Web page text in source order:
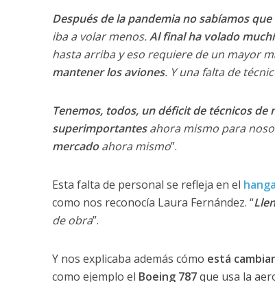
Después de la pandemia no sabíamos
iba a volar menos.Al final ha volado
hasta arriba y eso requiere de un mayor
mantener los aviones. Y una falta de
Tenemos, todos, un déficit de técnicos de
superimportantesahora mismo para
mercadoahora mismo”.
Esta falta de personal se refleja en el
como nos reconocía Laura Fernández. “
de obra”.
Y nos explicaba además cómo está
como ejemplo el Boeing 787que usa la